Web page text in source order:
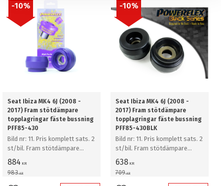
Seat Ibiza MK4 6J (2008 -
2017) Fram stötdämpare
topplagringar fäste bussning
PFF85-430
Bild nr: 11. Pris komplett sats. 2
st/bil. Fram stötdämpare
topplagringar fäste bussning
884 KR
983KR
10%
Seat Ibiza MK4 6J (2008 -
2017) Fram stötdämpare
topplagringar fäste bussning
PFF85-430BLK
Bild nr: 11. Pris komplett sats. 2
st/bil. Fram stötdämpare
topplagringar fäste bussning
638 KR
709KR
10%